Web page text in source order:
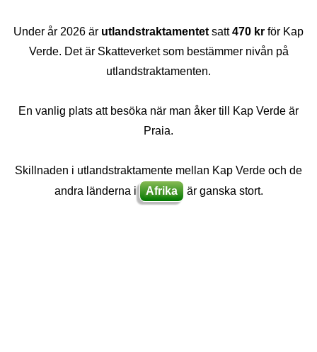
Under år 2026 är utlandstraktamentet satt470 kr för Kap
Verde. Det är Skatteverket som bestämmer nivån på
utlandstraktamenten.
En vanlig plats att besöka när man åker till Kap Verde är
Praia.
Skillnaden i utlandstraktamente mellan Kap Verde och de
andra länderna i
Afrika är ganska stort.